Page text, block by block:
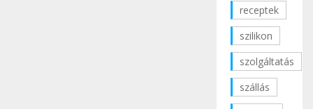
receptek
szilikon
szolgáltatás
szállás